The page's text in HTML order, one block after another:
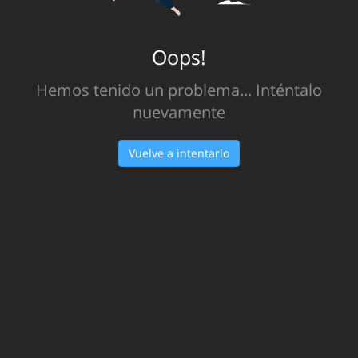
Oops!
Hemos tenido un problema... Inténtalo
nuevamente
Vuelve a intentarlo